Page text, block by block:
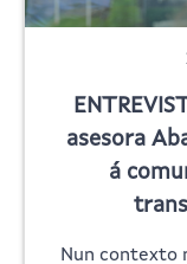
asesora
á
Nun contexto